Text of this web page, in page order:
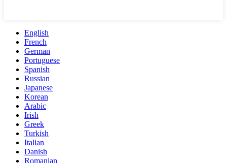
English
French
German
Portuguese
Spanish
Russian
Japanese
Korean
Arabic
Irish
Greek
Turkish
Italian
Danish
Romanian